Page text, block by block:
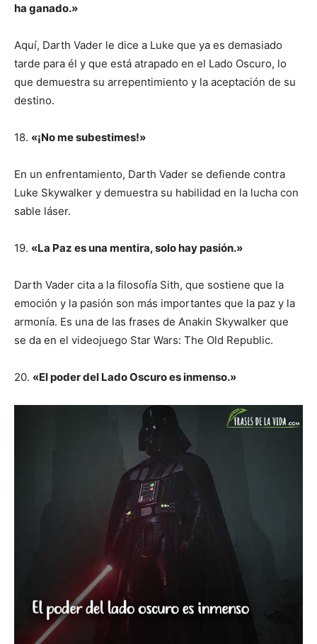
ha ganado.»
Aquí, Darth Vader le dice a Luke que ya es demasiado
tarde para él y que está atrapado en el Lado Oscuro, lo
que demuestra su arrepentimiento y la aceptación de su
destino.
18. «¡No me subestimes!»
En un enfrentamiento, Darth Vader se defiende contra
Luke Skywalker y demuestra su habilidad en la lucha con
sable láser.
19. «La Paz es una mentira, solo hay pasión.»
Darth Vader cita a la filosofía Sith, que sostiene que la
emoción y la pasión son más importantes que la paz y la
armonía. Es una de las frases de Anakin Skywalker que
se da en el videojuego Star Wars: The Old Republic.
20. «El poder del Lado Oscuro es inmenso.»